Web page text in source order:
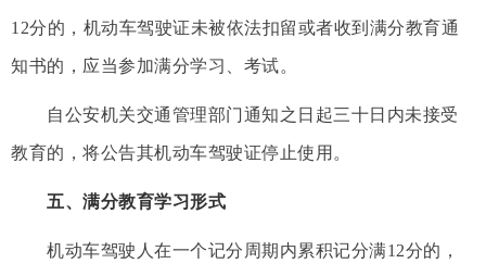
12分的，机动车驾驶证未被依法扣留或者收到满分教育通
知书的，应当参加满分学习、考试。
自公安机关交通管理部门通知之日起三十日内未接受
教育的，将公告其机动车驾驶证停止使用。
五、满分教育学习形式
机动车驾驶人在一个记分周期内累积记分满12分的，